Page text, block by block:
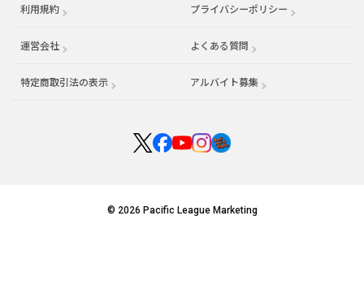
利用規約 プライバシーポリシー
運営会社 （別ウィンドウで開く） よくある質問
特定商取引法の表示 アルバイト募集 （別ウィンドウで開く
© 2026 Pacific League Marketing